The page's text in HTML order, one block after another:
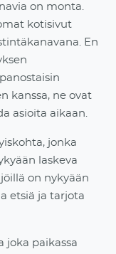
on monta.
kotisivut
En
kanssa, ne ovat
asioita aikaan.
jonka
laskeva
on nykyään
etsiä ja tarjota
joka paikassa